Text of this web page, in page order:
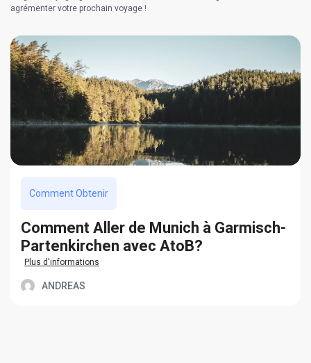
agrémenter votre prochain voyage !
Comment Obtenir
Сomment Aller de Munich à Garmisch-
Partenkirchen avec AtoB?
Plus d'informations
ANDREAS